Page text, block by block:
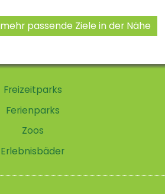
mehr passende Ziele in der Nähe
Freizeitparks
Ferienparks
Zoos
Erlebnisbäder